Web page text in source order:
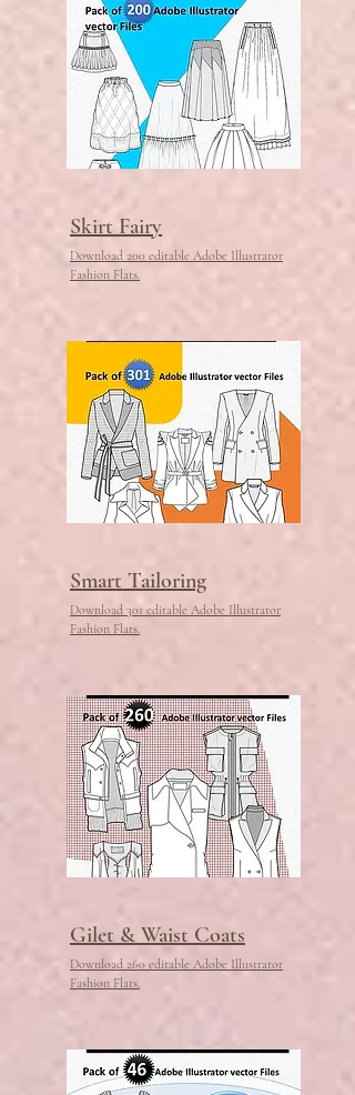
Skirt Fairy
Download 200 editable Adobe Illustrator
Fashion Flats.
Smart Tailoring
Download 301 editable Adobe Illustrator
Fashion Flats.
Gilet & Waist Coats
Download 260 editable Adobe Illustrator
Fashion Flats.